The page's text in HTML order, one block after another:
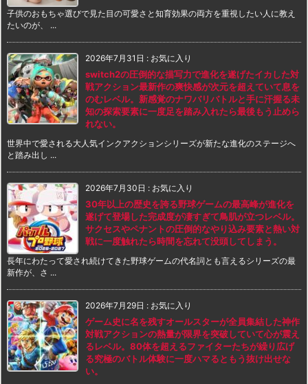
子供のおもちゃ選びで見た目の可愛さと知育効果の両方を重視したい人に教え
たいのが、 ...
2026年7月31日 : お気に入り
switch2の圧倒的な描写力で進化を遂げたイカした対
戦アクション最新作の爽快感が次元を超えていて息を
のむレベル。新感覚のナワバリバトルと手に汗握る未
知の探索要素に一度足を踏み入れたら最後もう止めら
れない。
世界中で愛される大人気インクアクションシリーズが新たな進化のステージへ
と踏み出し ...
2026年7月30日 : お気に入り
30年以上の歴史を誇る野球ゲームの最高峰が進化を
遂げて登場した完成度が凄すぎて鳥肌が立つレベル。
サクセスやペナントの圧倒的なやり込み要素と熱い対
戦に一度触れたら時間を忘れて没頭してしまう。
長年にわたって愛され続けてきた野球ゲームの代名詞とも言えるシリーズの最
新作が、さ ...
2026年7月29日 : お気に入り
ゲーム史に名を残すオールスターが全員集結した神作
対戦アクションの熱量が限界を突破していて心が震え
るレベル。80体を超えるファイターたちが繰り広げ
る究極のバトル体験に一度ハマるともう抜け出せな
い。